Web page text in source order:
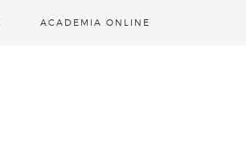
ACADEMIA ONLINE